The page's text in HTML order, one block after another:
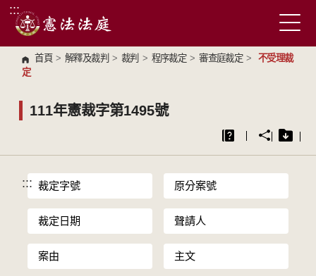
跳到主要內容區塊
:::
首頁 > 解釋及裁判 > 裁判 > 程序裁定 > 審查庭裁定 >
不受理裁
定
111年憲裁字第1495號
::: 裁定字號 原分案號
裁定日期 聲請人
案由 主文